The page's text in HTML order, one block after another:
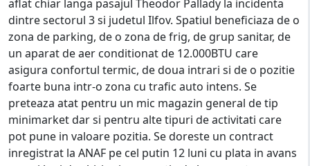
aflat chiar langa pasajul Theodor Pallady la incidenta
dintre sectorul 3 si judetul Ilfov. Spatiul beneficiaza de o
zona de parking, de o zona de frig, de grup sanitar, de
un aparat de aer conditionat de 12.000BTU care
asigura confortul termic, de doua intrari si de o pozitie
foarte buna intr-o zona cu trafic auto intens. Se
preteaza atat pentru un mic magazin general de tip
minimarket dar si pentru alte tipuri de activitati care
pot pune in valoare pozitia. Se doreste un contract
inregistrat la ANAF pe cel putin 12 luni cu plata in avans